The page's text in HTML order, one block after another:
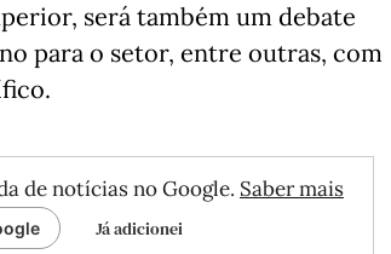
será também um debate
para o setor, entre outras, com
de notícias no Google. Saber mais
Já adicionei